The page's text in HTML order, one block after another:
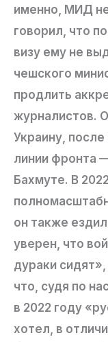
именно, МИД
говорил, что
визу ему не
чешского
продлить
журналистов.
Украину, после
линии фронта
Бахмуте. В
он также
уверен, что
дураки
что, судя по
в 2022 году
хотел, в